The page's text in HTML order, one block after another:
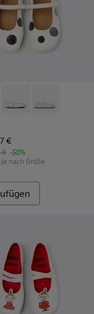
für Kinder.
Leder-Sneaker
024
K800486-011 -
Twins - K800486-007
Twins -
€
€ -50%
nach Größe